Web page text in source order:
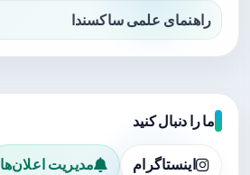
راهنمای علمی ساکسندا
ما را دنبال کنید
اینستاگرام مدیریت اعلان‌ها